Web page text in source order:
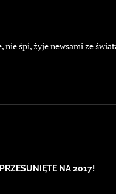
nie śpi, żyje newsami ze
NA 2017!